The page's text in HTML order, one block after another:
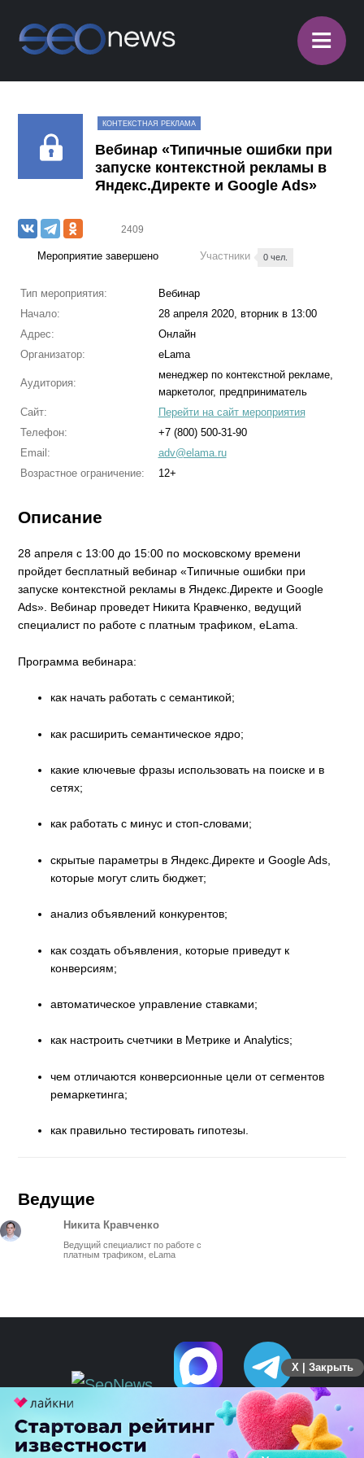
≡
КОНТЕКСТНАЯ РЕКЛАМА
Вебинар «Типичные ошибки при
запуске контекстной рекламы в
Яндекс.Директе и Google Ads»
2409
Мероприятие завершено Участники 0 чел.
Тип мероприятия:
Вебинар
Начало:
28 апреля 2020, вторник в 13:00
Адрес:
Онлайн
Организатор:
eLama
Аудитория:
менеджер по контекстной рекламе,
маркетолог, предприниматель
Сайт:
Перейти на сайт мероприятия
Телефон:
+7 (800) 500-31-90
Email:
adv@elama.ru
Возрастное ограничение:
12+
Описание
28 апреля с 13:00 до 15:00 по московскому времени
пройдет бесплатный вебинар «Типичные ошибки при
запуске контекстной рекламы в Яндекс.Директе и Google
Ads». Вебинар проведет Никита Кравченко, ведущий
специалист по работе с платным трафиком, eLama.
Программа вебинара:
как начать работать с семантикой;
как расширить семантическое ядро;
какие ключевые фразы использовать на поиске и в
сетях;
как работать с минус и стоп-словами;
скрытые параметры в Яндекс.Директе и Google Ads,
которые могут слить бюджет;
анализ объявлений конкурентов;
как создать объявления, которые приведут к
конверсиям;
автоматическое управление ставками;
как настроить счетчики в Метрике и Analytics;
чем отличаются конверсионные цели от сегментов
ремаркетинга;
как правильно тестировать гипотезы.
Ведущие
Никита Кравченко
Ведущий специалист по работе с
платным трафиком, eLama
X | Закрыть
ПЕРЕЙТИ НА ПОЛНУЮ ВЕРСИЮ
© SEOnews.ru Все права защищены. 2026